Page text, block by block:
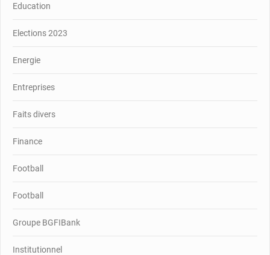
Education
Elections 2023
Energie
Entreprises
Faits divers
Finance
Football
Football
Groupe BGFIBank
Institutionnel